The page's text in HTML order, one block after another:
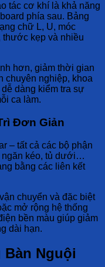
tác cơ khí là khả năng
phía sau. Bảng
chữ L, U, móc
kẹp và nhiều
hơn, giảm thời gian
chuyên nghiệp, khoa
dàng kiểm tra sự
ca làm.
Đơn Giản
– tất cả các bộ phận
ngăn kéo, tủ dưới…
bằng các liên kết
chuyển và đặc biệt
mở rộng hệ thống
bền màu giúp giảm
dài hạn.
Nguội